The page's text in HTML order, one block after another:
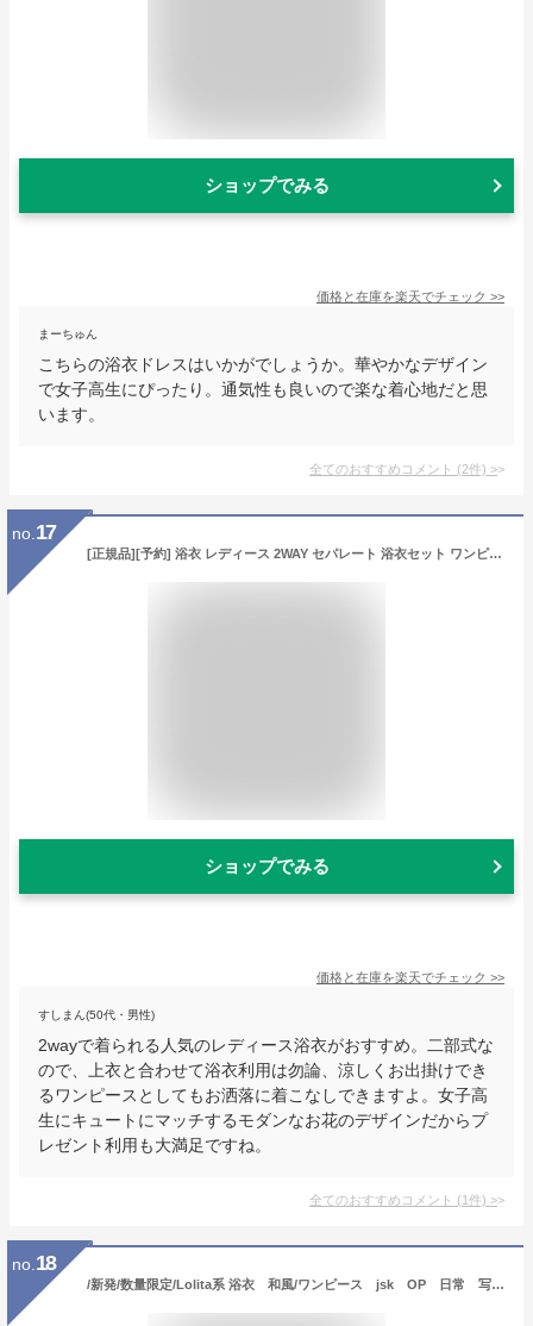
ショップでみる
価格と在庫を楽天でチェック >>
まーちゅん
こちらの浴衣ドレスはいかがでしょうか。華やかなデザイン
で女子高生にぴったり。通気性も良いので楽な着心地だと思
います。
全てのおすすめコメント (2件) >
no. 17
[正規品][予約] 浴衣 レディース 2WAY セパレート 浴衣セット ワンピース 女性浴衣 大人浴衣 セパレート浴衣 ワンピース浴衣 大人 ワンピースゆかた ワンピースにも なる ブラック 黒 【4点セット】Malymoon マリームーン アンティークゴールド濃藍2way浴衣 mlyk-25-10304
ショップでみる
価格と在庫を楽天でチェック >>
すしまん(50代・男性)
2wayで着られる人気のレディース浴衣がおすすめ。二部式な
ので、上衣と合わせて浴衣利用は勿論、涼しくお出掛けでき
るワンピースとしてもお洒落に着こなしできますよ。女子高
生にキュートにマッチするモダンなお花のデザインだからプ
レゼント利用も大満足ですね。
全てのおすすめコメント (1件) >
no. 18
/新発/数量限定/Lolita系 浴衣 和風/ワンピース jsk OP 日常 写真 舞台 変装/ロリータ トップス 萌え レディース ゴスロリ ロリータファッション 変装 トップス 吊りスカート ワンピース 花嫁洋服 ウエディングドレス